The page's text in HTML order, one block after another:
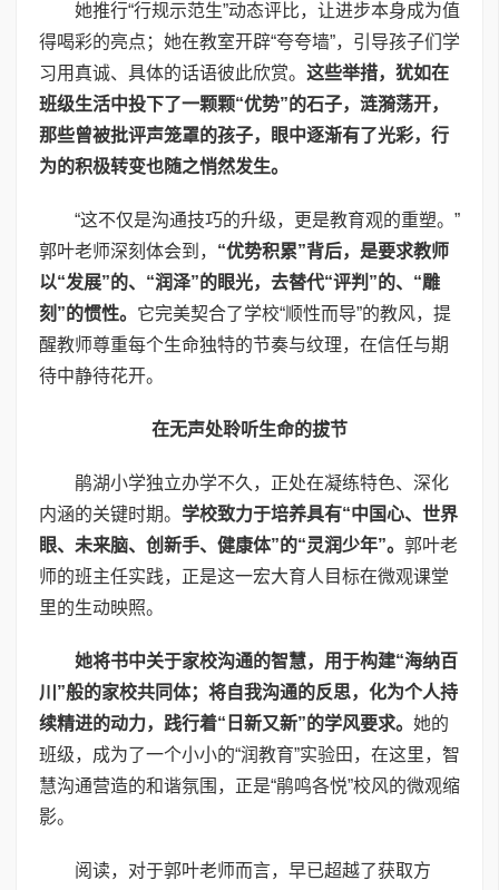
她推行“行规示范生”动态评比，让进步本身成为值
得喝彩的亮点；她在教室开辟“夸夸墙”，引导孩子们学
习用真诚、具体的话语彼此欣赏。 这些举措，犹如在
班级生活中投下了一颗颗“优势”的石子，涟漪荡开，
那些曾被批评声笼罩的孩子，眼中逐渐有了光彩，行
为的积极转变也随之悄然发生。
“这不仅是沟通技巧的升级，更是教育观的重塑。”
郭叶老师深刻体会到， “优势积累”背后，是要求教师
以“发展”的、“润泽”的眼光，去替代“评判”的、“雕
刻”的惯性。 它完美契合了学校“顺性而导”的教风，提
醒教师尊重每个生命独特的节奏与纹理，在信任与期
待中静待花开。
在无声处聆听生命的拔节
鹃湖小学独立办学不久，正处在凝练特色、深化
内涵的关键时期。 学校致力于培养具有“中国心、世界
眼、未来脑、创新手、健康体”的“灵润少年”。 郭叶老
师的班主任实践，正是这一宏大育人目标在微观课堂
里的生动映照。
她将书中关于家校沟通的智慧，用于构建“海纳百
川”般的家校共同体；将自我沟通的反思，化为个人持
续精进的动力，践行着“日新又新”的学风要求。 她的
班级，成为了一个小小的“润教育”实验田，在这里，智
慧沟通营造的和谐氛围，正是“鹃鸣各悦”校风的微观缩
影。
阅读，对于郭叶老师而言，早已超越了获取方